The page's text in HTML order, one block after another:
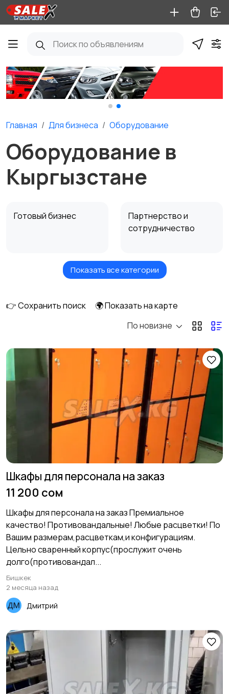
Главная Для бизнеса Оборудование
Оборудование в
Кыргызстане
Готовый бизнес
Партнерство и
сотрудничество
Оборудование4
Показать все категории
👉 Сохранить поиск
🌍 Показать на карте
По новизне
Шкафы для персонала на заказ
11 200 сом
Шкафы для персонала на заказ Премиальное
качество! Противовандальные! Любые расцветки! По
Вашим размерам,расцветкам,и конфигурациям.
Цельно сваренный корпус(прослужит очень
долго(противовандал...
Бишкек
2 месяца назад
Дмитрий